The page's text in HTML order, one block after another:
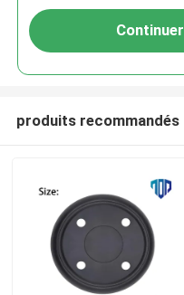
Continuer
produits recommandés